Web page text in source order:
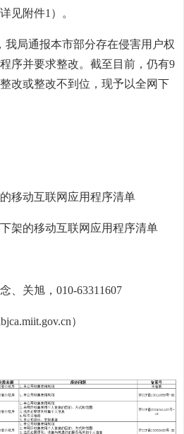
见附件1）。
我局通报本市部分存在侵害用户权
序并要求整改。截至目前，仍有9
改或整改不到位，现予以全网下
移动互联网应用程序清单
架的移动互联网应用程序清单
、关旭，010-63311607
）